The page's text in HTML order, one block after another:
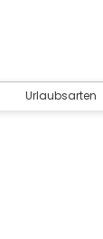
Urlaubsarten